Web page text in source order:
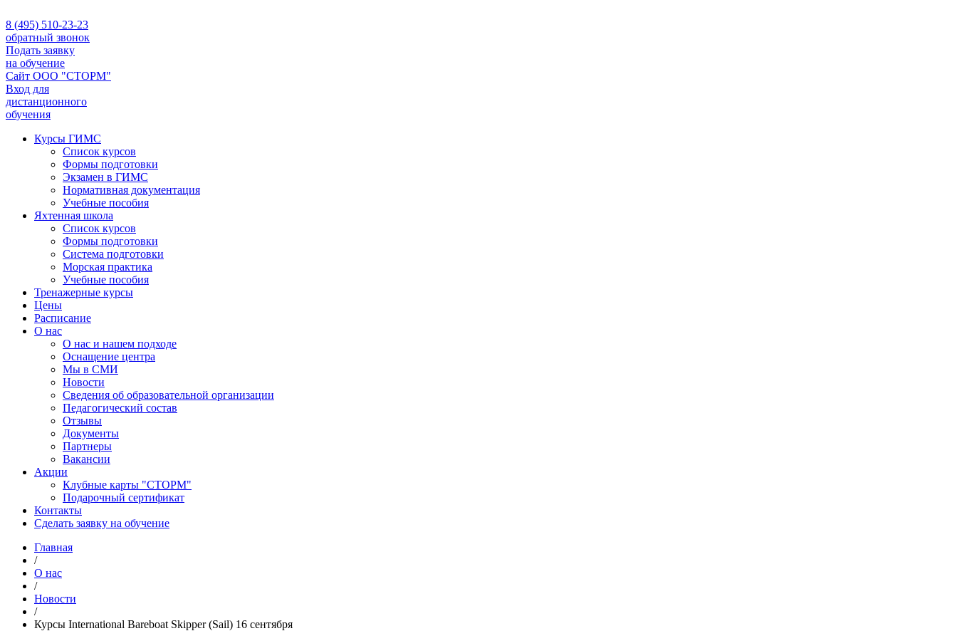
8 (495) 510-23-23
обратный звонок
Подать заявку
на обучение
Сайт ООО "СТОРМ"
Вход для
дистанционного
обучения
Курсы ГИМС
Список курсов
Формы подготовки
Экзамен в ГИМС
Нормативная документация
Учебные пособия
Яхтенная школа
Список курсов
Формы подготовки
Cистема подготовки
Морская практика
Учебные пособия
Тренажерные курсы
Цены
Расписание
О нас
О нас и нашем подходе
Оснащение центра
Мы в СМИ
Новости
Сведения об образовательной организации
Педагогический состав
Отзывы
Документы
Партнеры
Вакансии
Акции
Клубные карты "СТОРМ"
Подарочный сертификат
Контакты
Сделать заявку на обучение
Главная
/
О нас
/
Новости
/
Курсы International Bareboat Skipper (Sаil) 16 сентября